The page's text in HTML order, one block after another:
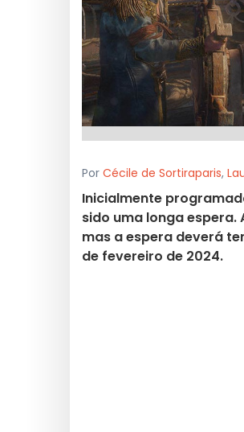
Por Cécile de Sortiraparis,
Inicialmente
sido uma longa
mas a espera deverá
de fevereiro de 2024.